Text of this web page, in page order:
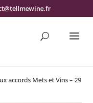
accords Mets et Vins – 29